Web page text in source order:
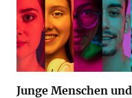
Junge Menschen